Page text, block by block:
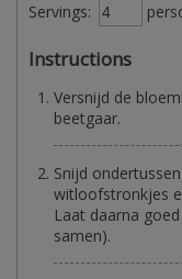
Servings:
Instructions
Versnijd de
beetgaar.
Snijd
witloofstronkjes
Laat daarna
samen).